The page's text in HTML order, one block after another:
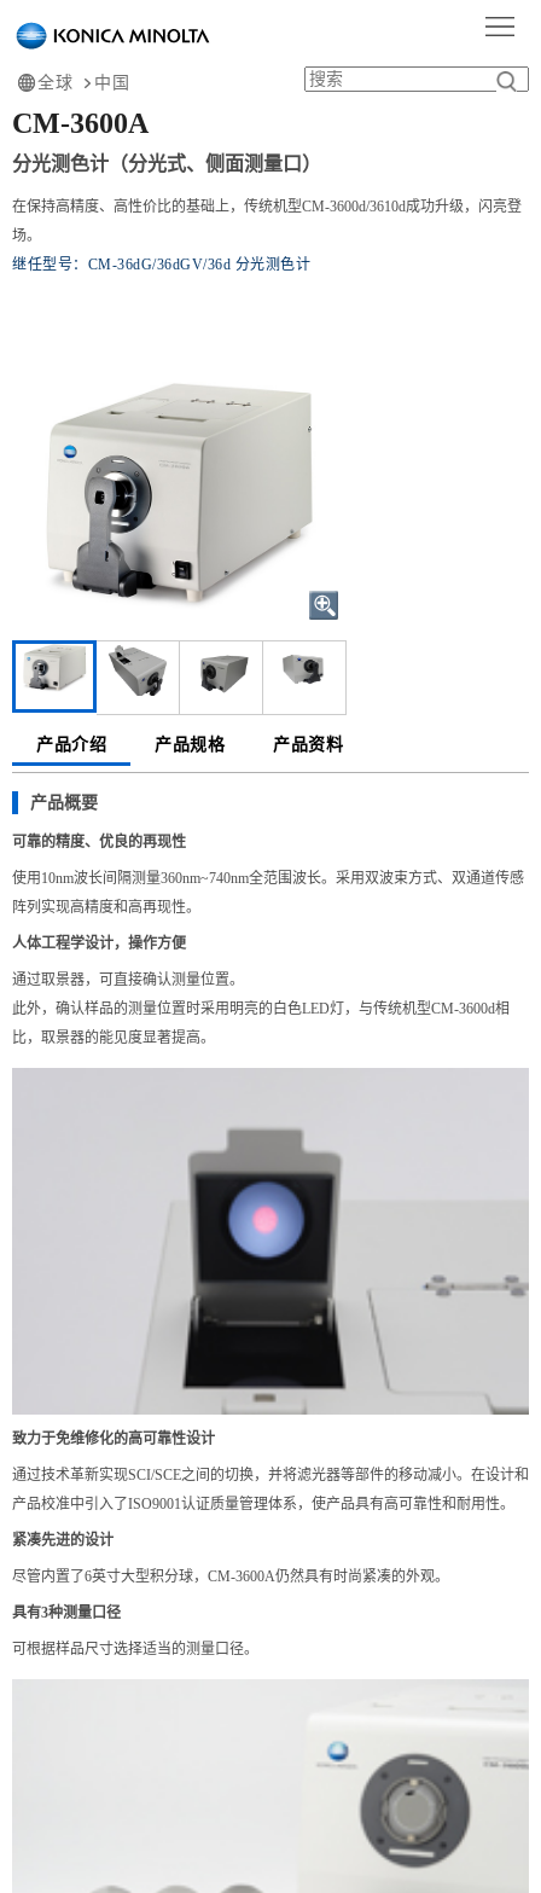
首
页
产
品
心
行
应
服
务
全球 中国
CM-3600A
分光测色计（分光式、侧面测量口）
在保持高精度、高性价比的基础上，传统机型CM-3600d/3610d成功升级，闪亮登
场。
继任型号：CM-36dG/36dGV/36d 分光测色计
产品介绍 产品规格 产品资料
产品概要
可靠的精度、优良的再现性
使用10nm波长间隔测量360nm~740nm全范围波长。采用双波束方式、双通道传感
阵列实现高精度和高再现性。
人体工程学设计，操作方便
通过取景器，可直接确认测量位置。
此外，确认样品的测量位置时采用明亮的白色LED灯，与传统机型CM-3600d相
比，取景器的能见度显著提高。
致力于免维修化的高可靠性设计
通过技术革新实现SCI/SCE之间的切换，并将滤光器等部件的移动减小。在设计和
产品校准中引入了ISO9001认证质量管理体系，使产品具有高可靠性和耐用性。
紧凑先进的设计
尽管内置了6英寸大型积分球，CM-3600A仍然具有时尚紧凑的外观。
具有3种测量口径
可根据样品尺寸选择适当的测量口径。